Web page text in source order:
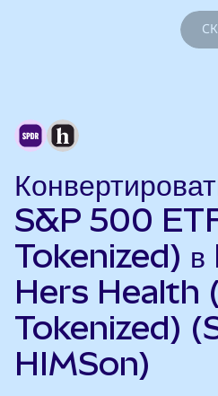
S&P 500
Tokenized)
Hers Health
Tokenized)
HIMSon)